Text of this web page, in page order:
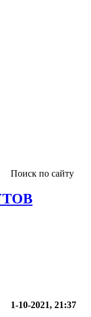
Поиск по сайту
1-10-2021, 21:37